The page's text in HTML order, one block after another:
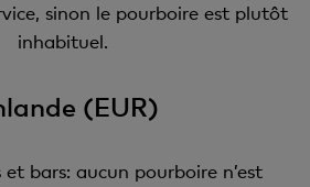
sinon le pourboire est plutôt
inhabituel.
(EUR)
bars: aucun pourboire n’est